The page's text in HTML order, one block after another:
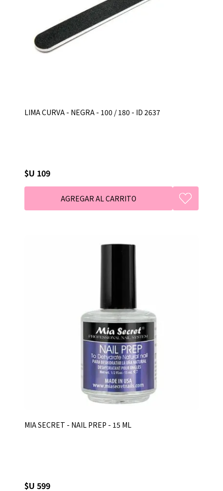
LIMA CURVA - NEGRA - 100 / 180 - ID 2637
$U 109
MIA SECRET - NAIL PREP - 15 ML
$U 599